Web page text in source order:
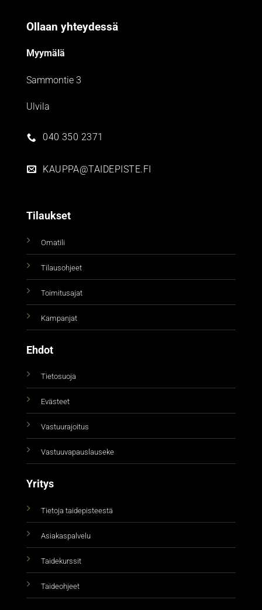
Ollaan yhteydessä
Myymälä
Sammontie 3
Ulvila
040 350 2371
KAUPPA@TAIDEPISTE.FI
Tilaukset
Omatili
Tilausohjeet
Toimitusajat
Kampanjat
Ehdot
Tietosuoja
Evästeet
Vastuurajoitus
Vastuuvapauslauseke
Yritys
Tietoja taidepisteestä
Asiakaspalvelu
Taidekurssit
Taideohjeet